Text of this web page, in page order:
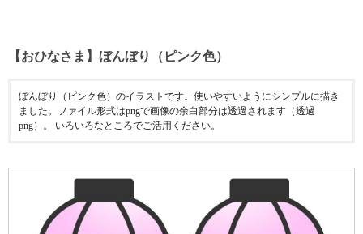
【おひなさま】ぼんぼり（ピンク色）
ぼんぼり（ピンク色）のイラストです。使いやすいようにシンプルに描き
ました。ファイル形式はpngで画像の余白部分は透過されます（透過
png）。 いろいろなところでご活用ください。